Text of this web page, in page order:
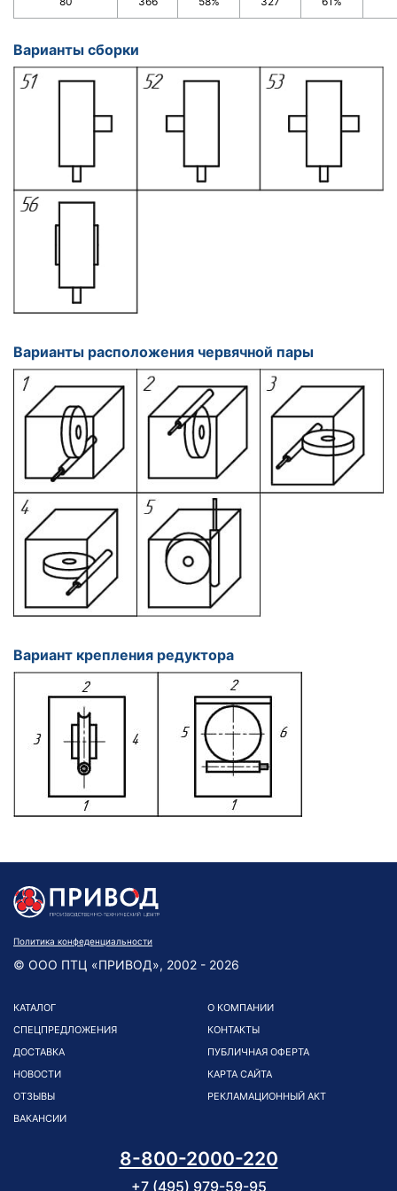
Варианты сборки
Варианты расположения червячной пары
Вариант крепления редуктора
Политика конфеденциальности
© ООО ПТЦ «ПРИВОД», 2002 - 2026
КАТАЛОГ
СПЕЦПРЕДЛОЖЕНИЯ
ДОСТАВКА
НОВОСТИ
ОТЗЫВЫ
ВАКАНСИИ
О КОМПАНИИ
КОНТАКТЫ
ПУБЛИЧНАЯ ОФЕРТА
КАРТА САЙТА
РЕКЛАМАЦИОННЫЙ АКТ
8-800-2000-220
+7 (495) 979-59-95